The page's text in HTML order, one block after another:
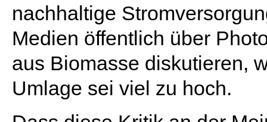
nachhaltige
Medien öffentlich über
aus Biomasse diskutieren,
Umlage sei viel zu hoch.